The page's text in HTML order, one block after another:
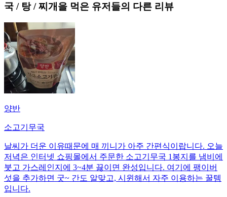
국 / 탕 / 찌개 을 먹은 유저들의 다른 리뷰
양반
소고기무국
날씨가 더운 이유때문에 매 끼니가 아주 간편식이랍니다. 오늘
저녁은 인터넷 쇼핑몰에서 주문한 소고기무국 1봉지를 냄비에
붓고 가스레인지에 3~4분 끓이면 완성입니다. 여기에 팽이버
섯을 추가하면 굿~ 간도 알맞고, 시윈해서 자주 이용하는 꿀템
입니다.